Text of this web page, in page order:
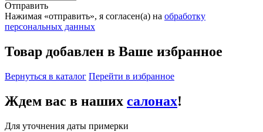
Отправить
Нажимая «отправить», я согласен(а) на обработку
персональных данных
Товар добавлен в Ваше избранное
Вернуться в каталог Перейти в избранное
Ждем вас в наших салонах!
Для уточнения даты примерки